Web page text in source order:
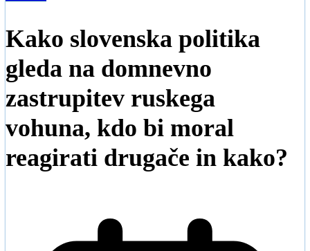
Kako slovenska politika
gleda na domnevno
zastrupitev ruskega
vohuna, kdo bi moral
reagirati drugače in kako?